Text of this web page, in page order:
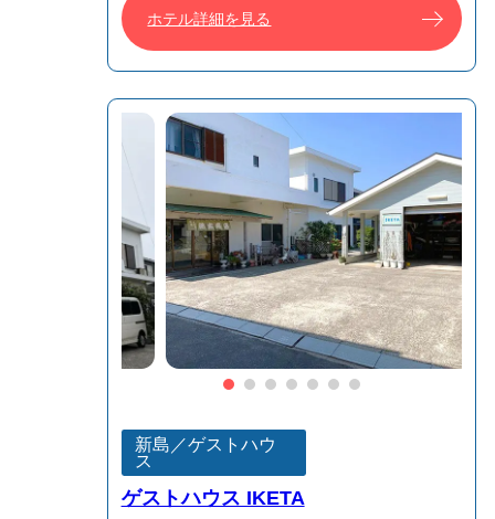
ホテル詳細を見る
新島／ゲストハウ
ス
ゲストハウス IKETA